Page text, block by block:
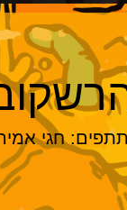
חגי אמיר,